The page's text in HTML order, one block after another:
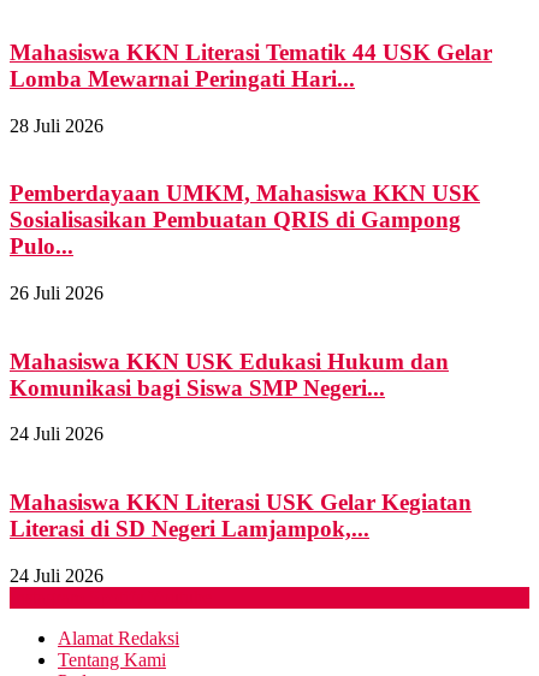
Mahasiswa KKN Literasi Tematik 44 USK Gelar
Lomba Mewarnai Peringati Hari...
28 Juli 2026
Pemberdayaan UMKM, Mahasiswa KKN USK
Sosialisasikan Pembuatan QRIS di Gampong
Pulo...
26 Juli 2026
Mahasiswa KKN USK Edukasi Hukum dan
Komunikasi bagi Siswa SMP Negeri...
24 Juli 2026
Mahasiswa KKN Literasi USK Gelar Kegiatan
Literasi di SD Negeri Lamjampok,...
24 Juli 2026
Alamat Redaksi
Tentang Kami